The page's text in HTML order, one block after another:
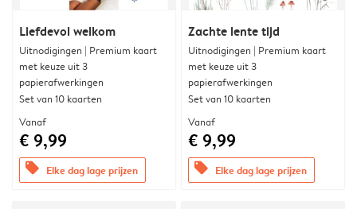
Liefdevol welkom
Uitnodigingen | Premium kaart
met keuze uit 3
papierafwerkingen
Set van 10 kaarten
Vanaf
€ 9,99
offers Elke dag lage prijzen
Zachte lente tijd
Uitnodigingen | Premium kaart
met keuze uit 3
papierafwerkingen
Set van 10 kaarten
Vanaf
€ 9,99
offers Elke dag lage prijzen